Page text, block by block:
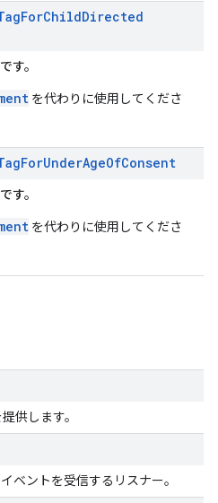
ForChildDirected
す。
を代わりに使用してくださ
ForUnderAgeOfConsent
す。
を代わりに使用してくださ
供します。
ベントを受信するリスナー。